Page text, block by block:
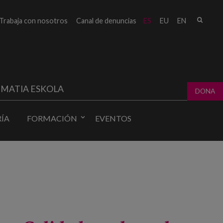
ES EU EN
Trabaja con nosotros Canal de denuncias
MATIA ESKOLA DONA
FORMACIÓN EVENTOS